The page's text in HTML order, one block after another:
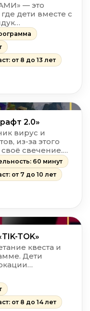
— это
дети вместе с
кем
персонаж.
от 8 до 13 лет
2.0»
вирус и
из-за этого
свечение.
— её нужно
60 минут
от 7 до 10 лет
TOK»
квеста и
Дети
настоящими
от 8 до 14 лет